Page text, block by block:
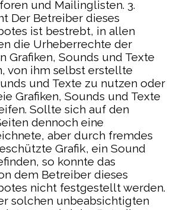
und Mailinglisten. 3.
Der Betreiber dieses
ist bestrebt, in allen
die Urheberrechte der
Grafiken, Sounds und Texte
von ihm selbst erstellte
und Texte zu nutzen oder
Grafiken, Sounds und Texte
Sollte sich auf den
dennoch eine
aber durch fremdes
Grafik, ein Sound
so konnte das
dem Betreiber dieses
nicht festgestellt werden.
solchen unbeabsichtigten